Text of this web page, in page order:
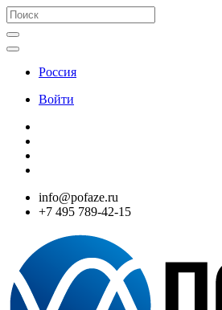
Россия
Войти
info@pofaze.ru
+7 495 789-42-15